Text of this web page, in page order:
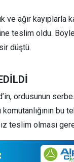
ağır kayıplarla
teslim oldu.
düştü.
ordusunun
bu
teslim olması